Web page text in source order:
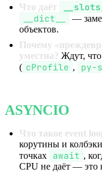
Что даёт
__dict__
—
объектов.
Почему
уместна? Ждут,
( cProfile , py-
ASYNCIO
Что такое event
корутины и
точках
await ,
CPU не даёт — это